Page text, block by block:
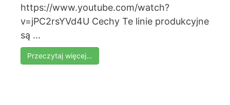
https://www.youtube.com/watch?
v=jPC2rsYVd4U Cechy Te linie produkcyjne
są ...
Przeczytaj więcej…